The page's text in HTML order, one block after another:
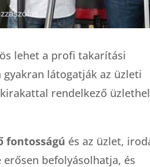
lehet a profi takarítási
látogatják az üzleti
rendelkező
fontosságú és az üzlet,
befolyásolhatja, és